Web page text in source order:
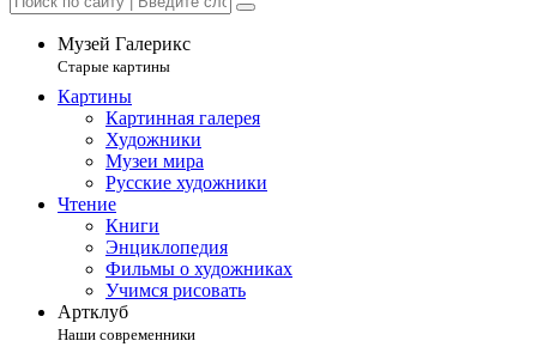
Музей Галерикс
Старые картины
Картины
Картинная галерея
Художники
Музеи мира
Русские художники
Чтение
Книги
Энциклопедия
Фильмы о художниках
Учимся рисовать
Артклуб
Наши современники